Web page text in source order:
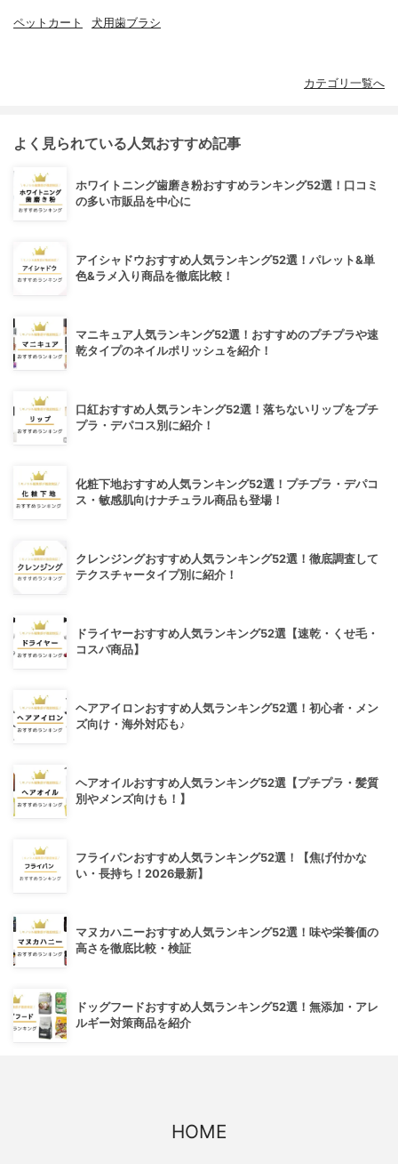
ペットカート 犬用歯ブラシ
カテゴリ一覧へ
よく見られている人気おすすめ記事
ホワイトニング歯磨き粉おすすめランキング52選！口コミ
の多い市販品を中心に
アイシャドウおすすめ人気ランキング52選！パレット&単
色&ラメ入り商品を徹底比較！
マニキュア人気ランキング52選！おすすめのプチプラや速
乾タイプのネイルポリッシュを紹介！
口紅おすすめ人気ランキング52選！落ちないリップをプチ
プラ・デパコス別に紹介！
化粧下地おすすめ人気ランキング52選！プチプラ・デパコ
ス・敏感肌向けナチュラル商品も登場！
クレンジングおすすめ人気ランキング52選！徹底調査して
テクスチャータイプ別に紹介！
ドライヤーおすすめ人気ランキング52選【速乾・くせ毛・
コスパ商品】
ヘアアイロンおすすめ人気ランキング52選！初心者・メン
ズ向け・海外対応も♪
ヘアオイルおすすめ人気ランキング52選【プチプラ・髪質
別やメンズ向けも！】
フライパンおすすめ人気ランキング52選！【焦げ付かな
い・長持ち！2026最新】
マヌカハニーおすすめ人気ランキング52選！味や栄養価の
高さを徹底比較・検証
ドッグフードおすすめ人気ランキング52選！無添加・アレ
ルギー対策商品を紹介
HOME